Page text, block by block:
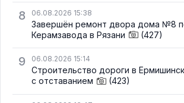
8 06.08.2026 15:38
Завершён ремонт двора дома №8
Керамзавода в Рязани
(427)
9 06.08.2026 15:14
Строительство дороги в
с отставанием
(423)